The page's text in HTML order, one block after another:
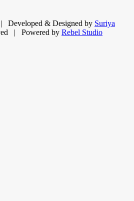
Developed & Designed by Suriya
| Powered by Rebel Studio